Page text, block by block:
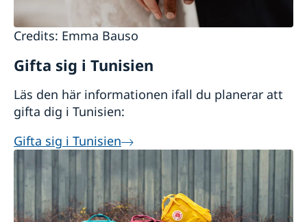
Credits: Emma Bauso
Gifta sig i Tunisien
Läs den här informationen ifall du planerar att
gifta dig i Tunisien:
Gifta sig i Tunisien